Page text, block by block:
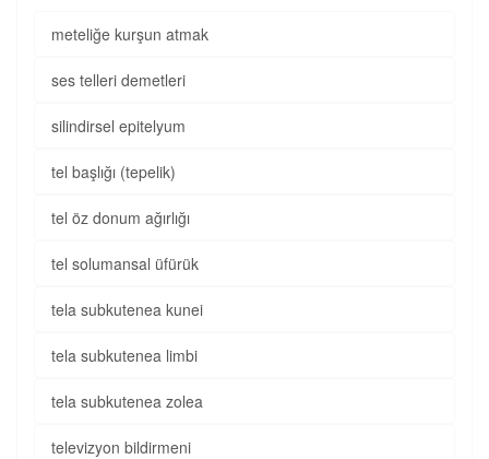
meteliğe kurşun atmak
ses telleri demetleri
silindirsel epitelyum
tel başlığı (tepelik)
tel öz donum ağırlığı
tel solumansal üfürük
tela subkutenea kunei
tela subkutenea limbi
tela subkutenea zolea
televizyon bildirmeni